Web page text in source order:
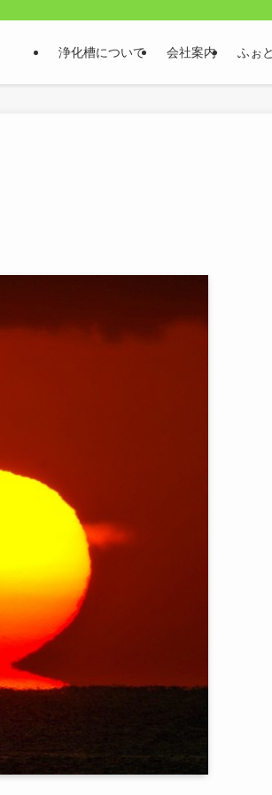
浄化槽について 会社案内 ふぉ